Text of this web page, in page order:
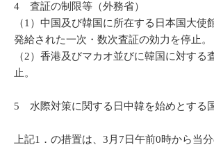
4 査証の制限等（外務省）
（1）中国及び韓国に所在する日本国大使
発給された一次・数次査証の効力を停止。
（2）香港及びマカオ並びに韓国に対する
止。
5 水際対策に関する日中韓を始めとする
上記1．の措置は、3月7日午前0時から当分